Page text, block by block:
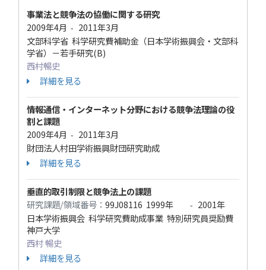
事業法と競争法の協働に関する研究
2009年4月 - 2011年3月
文部科学省 科学研究費補助金（日本学術振興会・文部科
学省）－若手研究(B)
西村暢史
詳細を見る
情報通信・インターネット分野における競争法理論の役
割と課題
2009年4月 - 2011年3月
財団法人村田学術振興財団研究助成
詳細を見る
垂直的取引制限と競争法上の課題
研究課題/領域番号： 99J08116 1999年 - 2001年
日本学術振興会 科学研究費助成事業 特別研究員奨励費
神戸大学
西村 暢史
詳細を見る